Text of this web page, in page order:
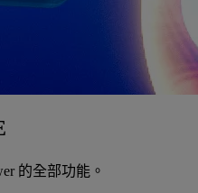
的全部功能。